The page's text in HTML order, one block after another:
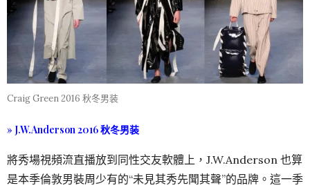
Craig Green 2016 秋冬男装
» J.W.Anderson 2016 秋冬男装
將秀場視頻流直播放到同性交友軟體上，J.W.Anderson 也算
是本季倫敦男裝周少有的“未見其秀先聞其聲”的品牌。這一季